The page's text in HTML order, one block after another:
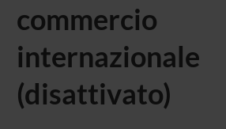
commercio
internazionale
(disattivato)